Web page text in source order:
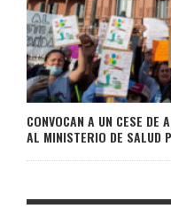
CONVOCAN A UN CESE DE
AL MINISTERIO DE SALUD